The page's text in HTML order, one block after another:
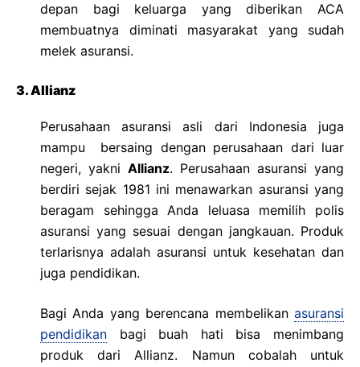
depan bagi keluarga yang diberikan ACA
membuatnya diminati masyarakat yang sudah
melek asuransi.
3. Allianz
Perusahaan asuransi asli dari Indonesia juga
mampu bersaing dengan perusahaan dari luar
negeri, yakni Allianz. Perusahaan asuransi yang
berdiri sejak 1981 ini menawarkan asuransi yang
beragam sehingga Anda leluasa memilih polis
asuransi yang sesuai dengan jangkauan. Produk
terlarisnya adalah asuransi untuk kesehatan dan
juga pendidikan.
Bagi Anda yang berencana membelikan asuransi
pendidikan bagi buah hati bisa menimbang
produk dari Allianz. Namun cobalah untuk